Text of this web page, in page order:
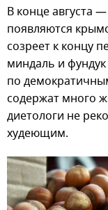
В конце августа
появляются
созреет к концу
миндаль и
по
содержат много
диетологи не
худеющим.